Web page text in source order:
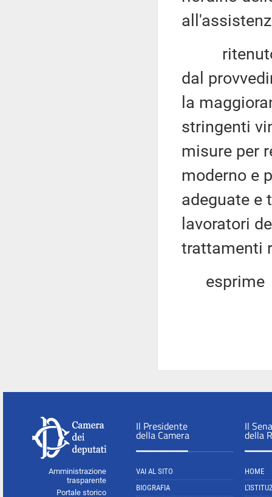
ritenuto
dal
la
stringenti
misure per
moderno e
adeguate e
lavoratori
trattamenti
esprime
Amministrazione
trasparente
Portale storico
Il Presidente
della Camera
VAI AL SITO
BIOGRAFIA
Il
della
HOME